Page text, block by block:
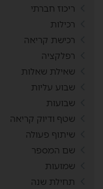
ריכוז חברתי
רכילות
רכישת קריאה
רפלקציה
שאילת שאלות
שבוע עליות
שבועות
שטף ודיוק קריאה
שיתוף פעולה
שם המספר
שמועות
תחילת שנה